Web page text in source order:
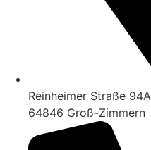
Reinheimer Straße 94A
64846 Groß-Zimmern